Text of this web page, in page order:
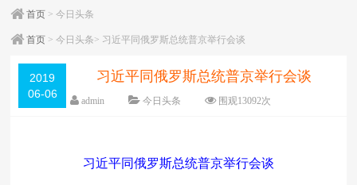
首页 > 今日头条
首页 > 今日头条> 习近平同俄罗斯总统普京举行会谈
2019
06-06
习近平同俄罗斯总统普京举行会谈
admin 今日头条 围观13092次
习近平同俄罗斯总统普京举行会谈